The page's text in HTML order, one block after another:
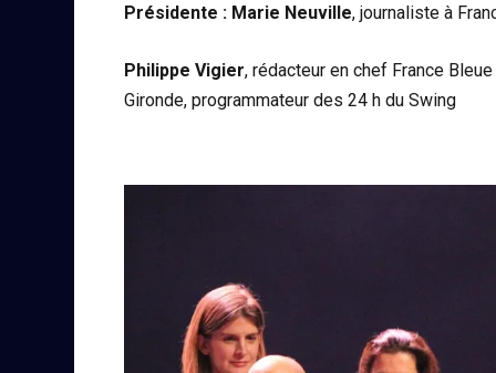
Présidente : Marie Neuville, journaliste à
Philippe Vigier, rédacteur en chef France Bleue
Gironde, programmateur des 24 h du Swing